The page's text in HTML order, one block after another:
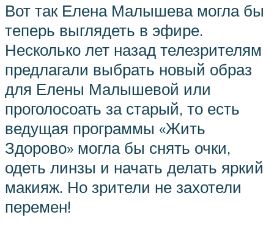
Вот так Елена Малышева могла бы
теперь выглядеть в эфире.
Несколько лет назад телезрителям
предлагали выбрать новый образ
для Елены Малышевой или
проголосоать за старый, то есть
ведущая программы «Жить
Здорово» могла бы снять очки,
одеть линзы и начать делать яркий
макияж. Но зрители не захотели
перемен!